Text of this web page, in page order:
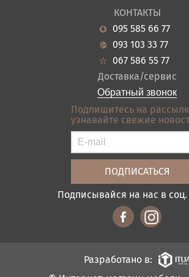
Гостиная
Кухня
Прихожие
Ванная
Акции
О нас
Новости
Гарантия
Кредит
Оплата и доставка
Отзывы
Контакты
Карта сайта
Условия покупки
КОНТАКТЫ
095 585 66 77
093 103 33 77
067 586 55 77
Доставка/сервис
Обратный звонок
Подпишитесь на
узнавайте свежие
Подписывайся на нас в соц.
Разработано в: